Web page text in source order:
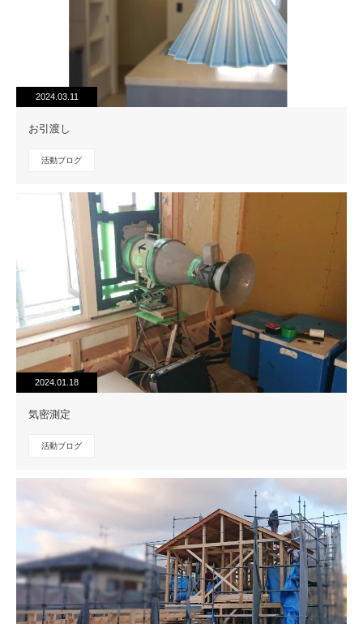
2024.03.11
お引渡し
活動ブログ
2024.01.18
気密測定
活動ブログ